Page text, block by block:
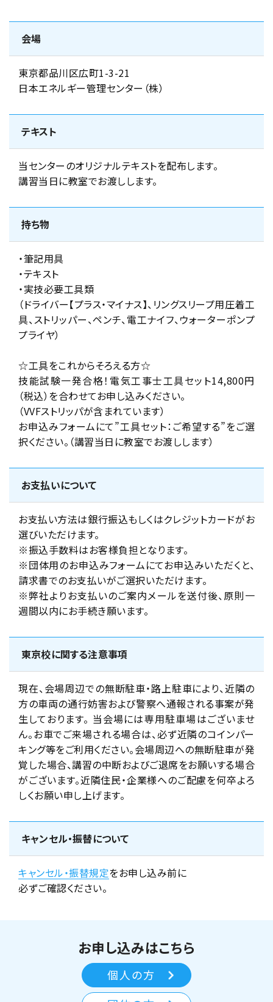
会場
東京都品川区広町1-3-21
日本エネルギー管理センター（株）
テキスト
当センターのオリジナルテキストを配布します。
講習当日に教室でお渡しします。
持ち物
・筆記用具
・テキスト
・実技必要工具類
（ドライバー【プラス・マイナス】、リングスリープ用圧着工
具、ストリッパー、ペンチ、電工ナイフ、ウォーターポンプ
プライヤ）
☆工具をこれからそろえる方☆
技能試験一発合格！電気工事士工具セット14,800円
（税込）を合わせてお申し込みください。
（VVFストリッパが含まれています）
お申込みフォームにて”工具セット：ご希望する”をご選
択ください。（講習当日に教室でお渡しします）
お支払いについて
お支払い方法は銀行振込もしくはクレジットカードがお
選びいただけます。
※振込手数料はお客様負担となります。
※団体用のお申込みフォームにてお申込みいただくと、
請求書でのお支払いがご選択いただけます。
※弊社よりお支払いのご案内メールを送付後、原則一
週間以内にお手続き願います。
東京校に関する注意事項
現在、会場周辺での無断駐車・路上駐車により、近隣の
方の車両の通行妨害および警察へ通報される事案が発
生しております。 当会場には専用駐車場はございませ
ん。お車でご来場される場合は、必ず近隣のコインパー
キング等をご利用ください。会場周辺への無断駐車が発
覚した場合、講習の中断およびご退席をお願いする場合
がございます。近隣住民・企業様へのご配慮を何卒よろ
しくお願い申し上げます。
キャンセル・振替について
キャンセル・振替規定をお申し込み前に
必ずご確認ください。
お申し込みはこちら
個人の方